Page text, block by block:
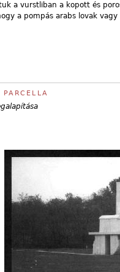
a vurstliban a kopott és
a pompás arabs lovak